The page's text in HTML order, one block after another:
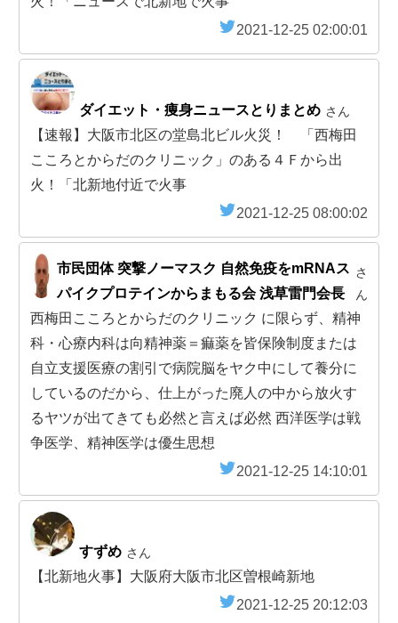
2021-12-25 02:00:01
ダイエット・痩身ニュースとりまとめ さん
【速報】大阪市北区の堂島北ビル火災！ 「西梅田
こころとからだのクリニック」のある４Ｆから出
火！「北新地付近で火事
2021-12-25 08:00:02
市民団体 突撃ノーマスク 自然免疫をmRNAス
パイクプロテインからまもる会 浅草雷門会長
さ
ん
西梅田こころとからだのクリニック に限らず、精神
科・心療内科は向精神薬＝痲薬を皆保険制度または
自立支援医療の割引で病院脳をヤク中にして養分に
しているのだから、仕上がった廃人の中から放火す
るヤツが出てきても必然と言えば必然 西洋医学は戦
争医学、精神医学は優生思想
2021-12-25 14:10:01
すずめ さん
【北新地火事】大阪府大阪市北区曽根崎新地
2021-12-25 20:12:03